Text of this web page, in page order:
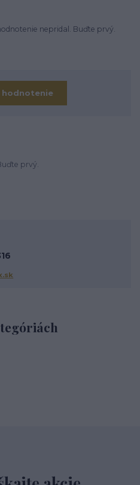
nepridal. Buďte prvý.
hodnotenie
prvý.